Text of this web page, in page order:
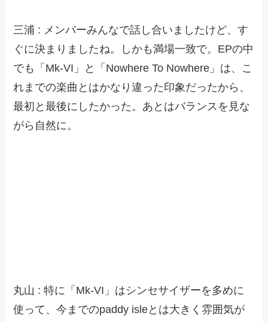
三浦 : メンバーみんなで話し合いましたけど、す
ぐに決まりましたね。しかも満場一致で。EPの中
でも「Mk-VI」と「Nowhere To Nowhere」は、こ
れまでの楽曲とはかなり違った印象だったから、
最初と最後にしたかった。あとはバランスを見な
がら自然に。
丸山 : 特に「Mk-VI」はシンセサイザーを多めに
使って、今までのpaddy isleとは大きく雰囲気が